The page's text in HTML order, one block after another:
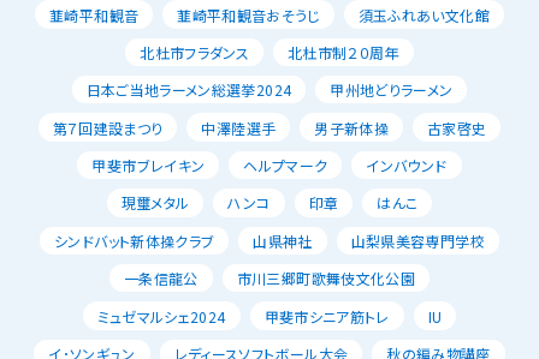
韮崎平和観音
韮崎平和観音おそうじ
須玉ふれあい文化館
北杜市フラダンス
北杜市制２０周年
日本ご当地ラーメン総選挙2024
甲州地どりラーメン
第７回建設まつり
中澤陸選手 男子新体操
古家啓史
甲斐市ブレイキン
ヘルプマーク
インバウンド
現璽メタル
ハンコ 印章
はんこ
シンドバット新体操クラブ
山県神社
山梨県美容専門学校
一条信龍公
市川三郷町歌舞伎文化公園
ミュゼマルシェ2024
甲斐市シニア筋トレ
IU
イ･ソンギュン
レディースソフトボール大会
秋の編み物講座